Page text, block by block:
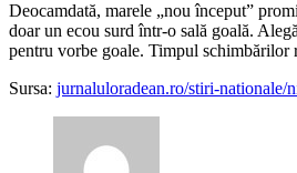
Deocamdată, marele „nou început”
doar un ecou surd într-o sală goală.
pentru vorbe goale. Timpul schimbărilor
Sursa: jurnaluloradean.ro/stiri-nationale/